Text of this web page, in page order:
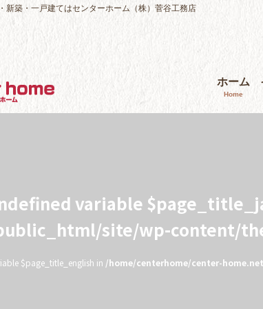
新築・一戸建てはセンターホーム（株）菅谷工務店
ホーム
Home
variable
site/wp-content/
$page_title_english in /home/centerhome/center-